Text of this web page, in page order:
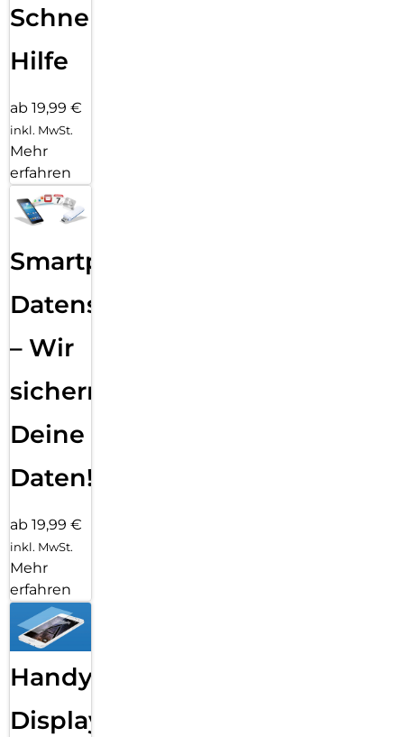
Schnelle
Hilfe
ab 19,99 €
inkl. MwSt.
Mehr
erfahren
Smartphone
Datensicherung
– Wir
sichern
Deine
Daten!
ab 19,99 €
inkl. MwSt.
Mehr
erfahren
Handy
Displayfolie